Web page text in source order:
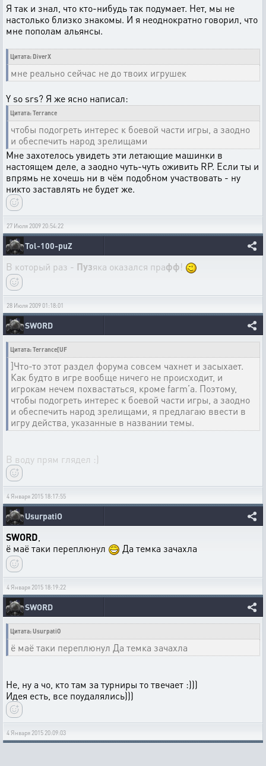
Я так и знал, что кто-нибудь так подумает. Нет, мы не
настолько близко знакомы. И я неоднократно говорил, что
мне пополам альянсы.
Цитата: DiverX
мне реально сейчас не до твоих игрушек
Y so srs? Я же ясно написал:
Цитата: Terrance
чтобы подогреть интерес к боевой части игры, а заодно
и обеспечить народ зрелищами
Мне захотелось увидеть эти летающие машинки в
настоящем деле, а заодно чуть-чуть оживить RP. Если ты и
впрямь не хочешь ни в чём подобном участвовать - ну
никто заставлять не будет же.
27 Июля 2009 20:54:22
Tol-100-puZ
В который раз - Пузяка оказался прафф!
28 Июля 2009 01:18:01
SWORD
Цитата: Terrance[UF
]Что-то этот раздел форума совсем чахнет и засыхает.
Как будто в игре вообще ничего не происходит, и
игрокам нечем похвастаться, кроме farm’а. Поэтому,
чтобы подогреть интерес к боевой части игры, а заодно
и обеспечить народ зрелищами, я предлагаю ввести в
игру действа, указанные в названии темы.
В воду прям глядел :)
4 Января 2015 18:17:55
UsurpatiO
SWORD,
ё маё таки переплюнул
Да темка зачахла
4 Января 2015 18:19:22
SWORD
Цитата: UsurpatiO
ё маё таки переплюнул Да темка зачахла
Не, ну а чо, кто там за турниры то твечает :)))
Идея есть, все поудалялись)))
4 Января 2015 20:09:03